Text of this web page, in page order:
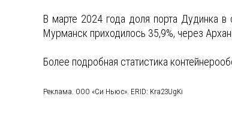
В марте 2024 года доля порта Дудинка в
Мурманск приходилось 35,9%, через
Более подробная статистика
Реклама. ООО «Си Ньюс». ERID: Kra23UgKi